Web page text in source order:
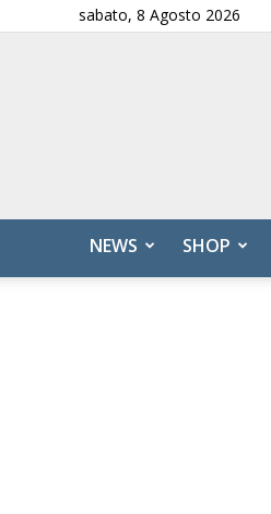
sabato, 8 Agosto 2026
NEWS SHOP